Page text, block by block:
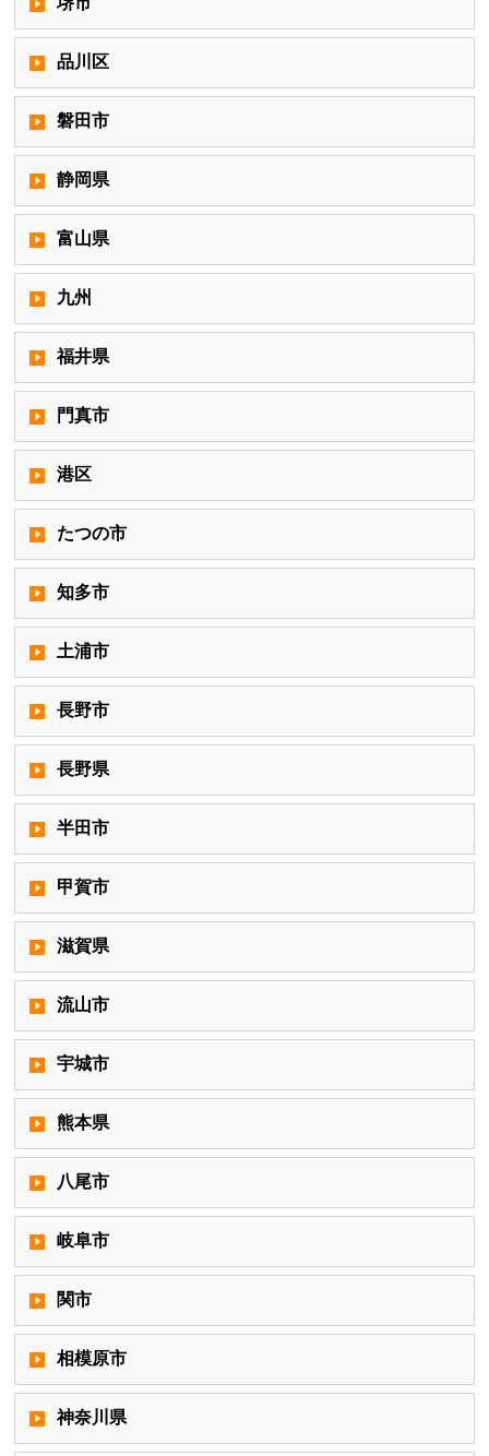
品川区
磐田市
静岡県
富山県
九州
福井県
門真市
港区
たつの市
知多市
土浦市
長野市
長野県
半田市
甲賀市
滋賀県
流山市
宇城市
熊本県
八尾市
岐阜市
関市
相模原市
神奈川県